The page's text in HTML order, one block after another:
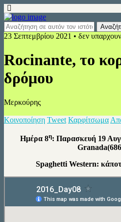
23 Σεπτεμβρίου 2021 • δεν
Rocinante, το
δρόμου
Μερκούρης
Κοινοποίηση Tweet Καρφίτσωμα
Ημέρα 8η: Παρασκευή 19
Spaghetti Western: